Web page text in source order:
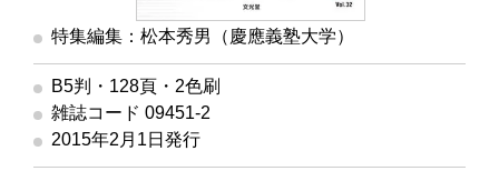
特集編集：松本秀男（慶應義塾大学）
B5判・128頁・2色刷
雑誌コード 09451-2
2015年2月1日発行